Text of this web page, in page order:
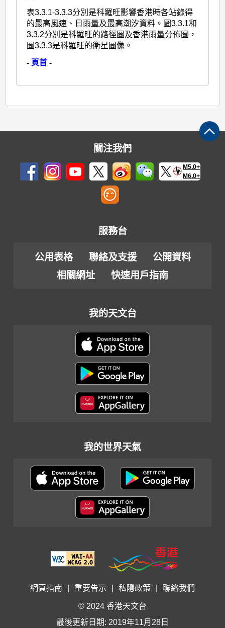
表3.3.1-3.3.3分別是科羅旺影響香港時各站錄得
的最高風速、日雨量及最高潮汐資料。圖3.3.1和
3.3.2分別是科羅旺的路徑圖及香港雨量分佈圖，
圖3.3.3是科羅旺的衛星圖像。
- 頁首 -
關注我們
M5.0+
M6.0+
服務台
公用表格 聯絡及支援
公開資料
相關網址
快速用戶指南
我的天文台
我的世界天氣
網頁指南 重要告示 私隱政策 聯絡我們
© 2024 香港天文台
最後更新日期: 2019年11月28日